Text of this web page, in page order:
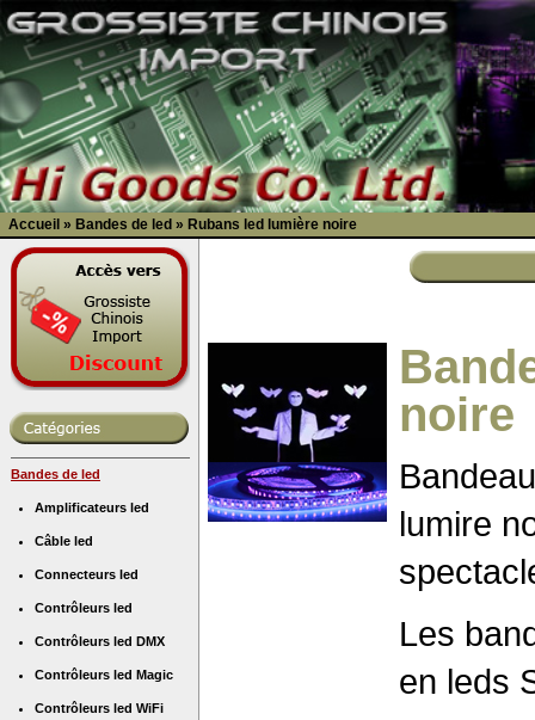
Accueil » Bandes de led » Rubans led lumière noire
Bandes de led
Amplificateurs led
Câble led
Connecteurs led
Contrôleurs led
Contrôleurs led DMX
Contrôleurs led Magic
Contrôleurs led WiFi
noire
lumire
Les
en leds